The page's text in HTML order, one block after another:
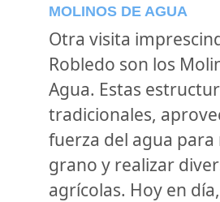
MOLINOS DE AGUA
Otra visita
Robledo son los
Agua. Estas
tradicionales,
fuerza del agua para
grano y realizar
agrícolas. Hoy en